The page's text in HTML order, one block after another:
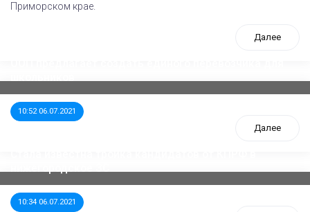
Приморском крае.
Далее
10:52 06.07.2021
Далее
10:34 06.07.2021